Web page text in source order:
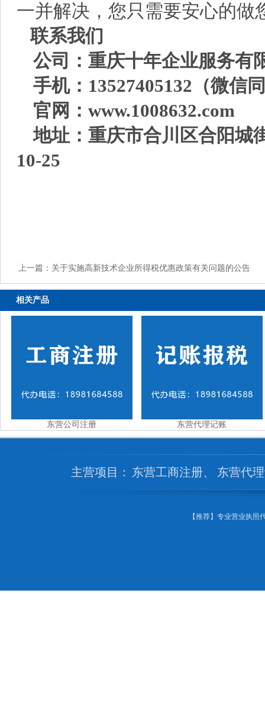
一并解决，您只需要安心的做
联系我们
公司：重庆十年企业服务有
手机：13527405132（微信
官网：www.1008632.com
地址：重庆市合川区合阳城
10-25
上一篇： 关于实施高新技术企业所得税优惠政策有关问题的公告
相关产品
东营公司注册 东营代理记账
主营项目： 东营工商注册、 东营代
【推荐】专业营业执照